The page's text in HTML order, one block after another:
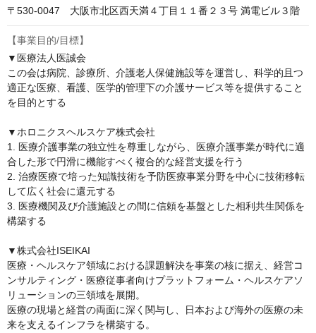
〒530-0047　大阪市北区西天満４丁目１１番２３号 満電ビル３階
【事業目的/目標】
▼医療法人医誠会
この会は病院、診療所、介護老人保健施設等を運営し、科学的且つ
適正な医療、看護、医学的管理下の介護サービス等を提供すること
を目的とする
▼ホロニクスヘルスケア株式会社
1. 医療介護事業の独立性を尊重しながら、医療介護事業が時代に適
合した形で円滑に機能すべく複合的な経営支援を行う
2. 治療医療で培った知識技術を予防医療事業分野を中心に技術移転
して広く社会に還元する
3. 医療機関及び介護施設との間に信頼を基盤とした相利共生関係を
構築する
▼株式会社ISEIKAI
医療・ヘルスケア領域における課題解決を事業の核に据え、経営コ
ンサルティング・医療従事者向けプラットフォーム・ヘルスケアソ
リューションの三領域を展開。
医療の現場と経営の両面に深く関与し、日本および海外の医療の未
来を支えるインフラを構築する。